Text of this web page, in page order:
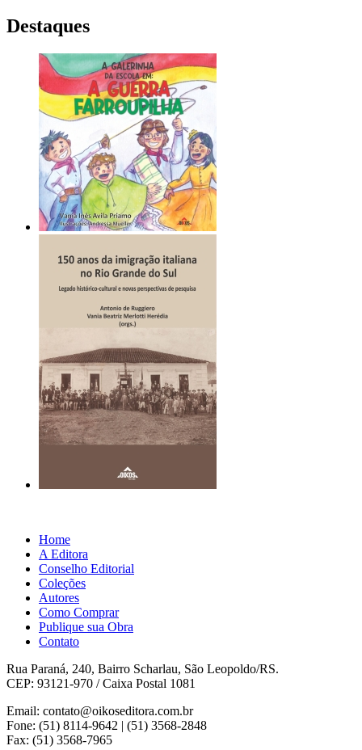
Destaques
Home
A Editora
Conselho Editorial
Coleções
Autores
Como Comprar
Publique sua Obra
Contato
Rua Paraná, 240, Bairro Scharlau, São Leopoldo/RS.
CEP: 93121-970 / Caixa Postal 1081
Email: contato@oikoseditora.com.br
Fone: (51) 8114-9642 | (51) 3568-2848
Fax: (51) 3568-7965